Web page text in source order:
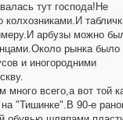
тут господа!Не
арбузы можно
рынка было
и иногородними
много всего,а вот
"Тишинке".В 90-е